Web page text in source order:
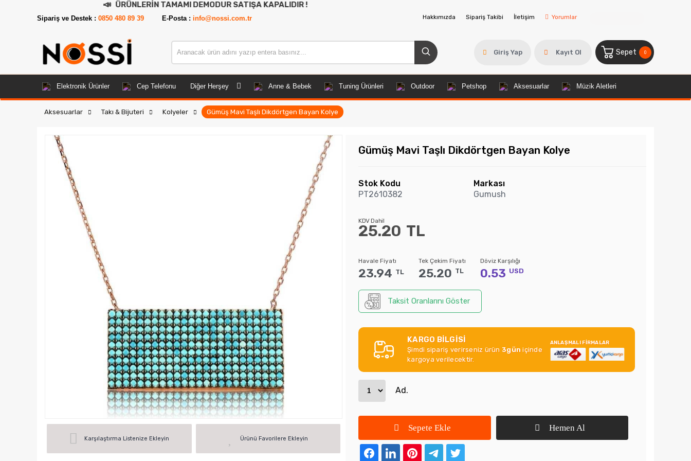
ÜRÜNLERİN TAMAMI DEMODUR SATIŞA KAPALIDIR !
Sipariş ve Destek : 0850 480 89 39 E-Posta :info@nossi.com.tr Hakkımızda Sipariş Takibi İletişim Yorumlar
Giriş Yap Kayıt Ol Sepet 0
Elektronik Ürünler Cep Telefonu Diğer Herşey Anne & Bebek Tuning Ürünleri Outdoor Petshop Aksesuarlar Müzik Aletleri
Aksesuarlar Takı & Bijuteri Kolyeler Gümüş Mavi Taşlı Dikdörtgen Bayan Kolye
Karşılaştırma Listenize Ekleyin Ürünü Favorilere Ekleyin
Gümüş Mavi Taşlı Dikdörtgen Bayan Kolye
Stok Kodu
PT2610382
Markası
Gumush
25.20 TL
KDV Dahil
Havale Fiyatı
23.94 TL
Tek Çekim Fiyatı
25.20 TL
Döviz Karşılığı
0.53 USD
Taksit Oranlarını Göster
KARGO BİLGİSİ
Şimdi sipariş verirseniz ürün 3gün içinde
kargoya verilecektir.
ANLAŞMALI FİRMALAR
Ad.
Sepete Ekle Hemen Al